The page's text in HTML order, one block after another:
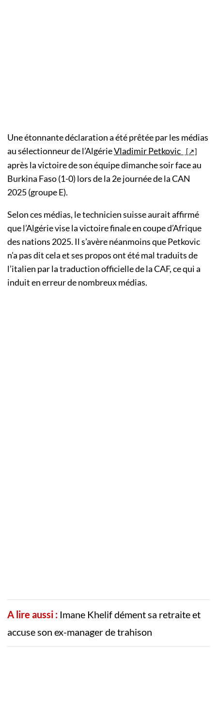
Une étonnante déclaration a été prêtée par les médias
au sélectionneur de l’AlgérieVladimir Petkovic
après la victoire de son équipe dimanche soir face au
Burkina Faso (1-0) lors de la 2e journée de la CAN
2025 (groupe E).
Selon ces médias, le technicien suisse aurait affirmé
que l’Algérie vise la victoire finale en coupe d’Afrique
des nations 2025. Il s’avère néanmoins que Petkovic
n’a pas dit cela et ses propos ont été mal traduits de
l’italien par la traduction officielle de la CAF, ce qui a
induit en erreur de nombreux médias.
A lire aussi : Imane Khelif dément sa retraite et
accuse son ex-manager de trahison